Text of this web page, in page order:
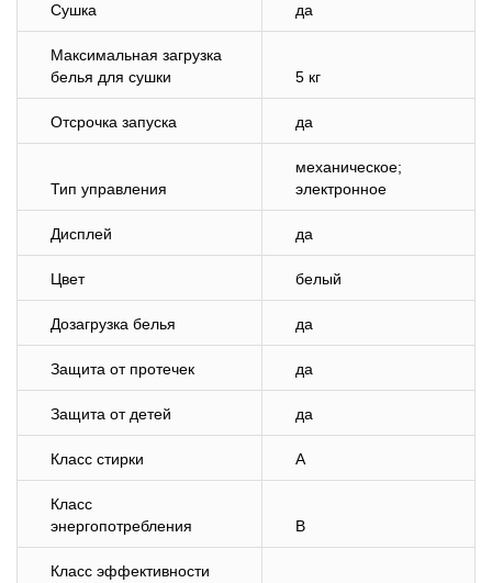
Сушка да
Максимальная загрузка
белья для сушки
5 кг
Отсрочка запуска да
Тип управления
механическое;
электронное
Дисплей да
Цвет белый
Дозагрузка белья да
Защита от протечек да
Защита от детей да
Класс стирки A
Класс
энергопотребления
B
Класс эффективности